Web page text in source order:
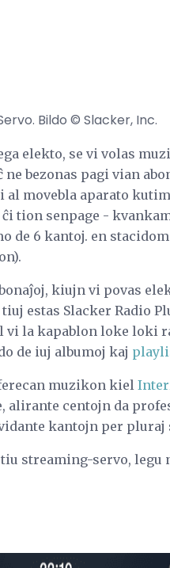
Bildo © Slacker, Inc.
elekto, se vi volas
ne bezonas pagi vian
movebla aparato
tion senpage -
de 6 kantoj. en
kiujn vi povas
estas Slacker Radio
vi la kapablon loke loki
de iuj albumoj kaj
muzikon kiel
alirante centojn da
kantojn per pluraj
streaming-servo, legu